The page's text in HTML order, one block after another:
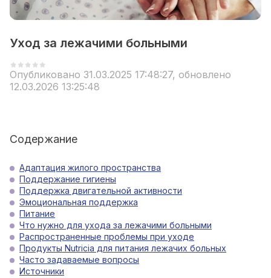
Уход за лежачими больными
Опубликовано 31.03.2025 17:48:27, обновлено
12.03.2026 13:25:48
Содержание
Адаптация жилого пространства
Поддержание гигиены
Поддержка двигательной активности
Эмоциональная поддержка
Питание
Что нужно для ухода за лежачими больными
Распространенные проблемы при уходе
Продукты Nutricia для питания лежачих больных
Часто задаваемые вопросы
Источники